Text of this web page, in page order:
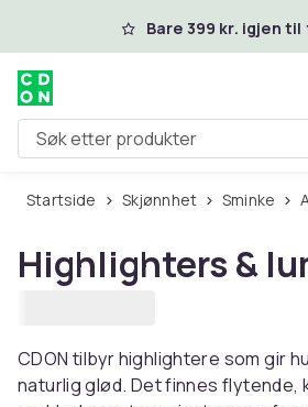
Hopp til hovedinnhold
Bare 399 kr. igjen
Søk etter produkter
Startside Skjønnhet Sminke
Highlighters &
CDON tilbyr highlightere som gir
naturlig glød. Det finnes flytende,